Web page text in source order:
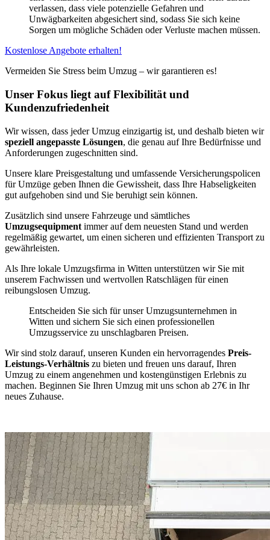
verlassen, dass viele potenzielle Gefahren und
Unwägbarkeiten abgesichert sind, sodass Sie sich keine
Sorgen um mögliche Schäden oder Verluste machen müssen.
Kostenlose Angebote erhalten!
Vermeiden Sie Stress beim Umzug – wir garantieren es!
Unser Fokus liegt auf Flexibilität und
Kundenzufriedenheit
Wir wissen, dass jeder Umzug einzigartig ist, und deshalb bieten wir
speziell angepasste Lösungen, die genau auf Ihre Bedürfnisse und
Anforderungen zugeschnitten sind.
Unsere klare Preisgestaltung und umfassende Versicherungspolicen
für Umzüge geben Ihnen die Gewissheit, dass Ihre Habseligkeiten
gut aufgehoben sind und Sie beruhigt sein können.
Zusätzlich sind unsere Fahrzeuge und sämtliches
Umzugsequipment immer auf dem neuesten Stand und werden
regelmäßig gewartet, um einen sicheren und effizienten Transport zu
gewährleisten.
Als Ihre lokale Umzugsfirma in Witten unterstützen wir Sie mit
unserem Fachwissen und wertvollen Ratschlägen für einen
reibungslosen Umzug.
Entscheiden Sie sich für unser Umzugsunternehmen in
Witten und sichern Sie sich einen professionellen
Umzugsservice zu unschlagbaren Preisen.
Wir sind stolz darauf, unseren Kunden ein hervorragendes Preis-
Leistungs-Verhältnis zu bieten und freuen uns darauf, Ihren
Umzug zu einem angenehmen und kostengünstigen Erlebnis zu
machen. Beginnen Sie Ihren Umzug mit uns schon ab 27€ in Ihr
neues Zuhause.